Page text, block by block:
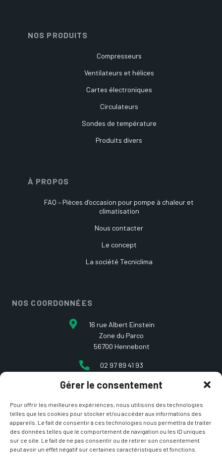
Gérer le consentement
Pour offrir les meilleures expériences, nous utilisons des technologies
telles que les cookies pour stocker et/ou accéder aux informations des
appareils. Le fait de consentir à ces technologies nous permettra de traiter
des données telles que le comportement de navigation ou les ID uniques
sur ce site. Le fait de ne pas consentir ou de retirer son consentement
peut avoir un effet négatif sur certaines caractéristiques et fonctions.
NOS PRODUITS
Compresseurs
Ventilateurs et hélices
Cartes électroniques
Circulateurs
Sondes de température
Produits divers
À PROPOS
FAQ – Pièces d’occasion pour pompe à chaleur et
climatisation
Nous contacter
Le concept
La société Tecniclima
NOS COORDONNÉES
16 rue Albert Einstein
Zone du Parco
56700 Hennebont
02 97 89 41 93
contact@etcarepart.com